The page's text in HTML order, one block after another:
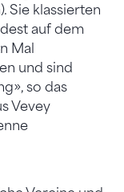
Sie klassierten
auf dem
Mal
und sind
so das
Vevey